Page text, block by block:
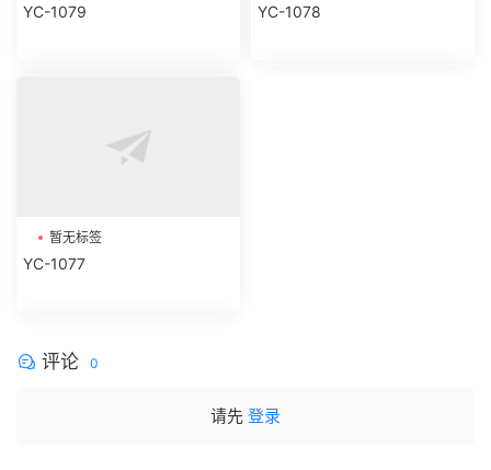
YC-1079 YC-1078
暂无标签
YC-1077
评论 0
请先 登录